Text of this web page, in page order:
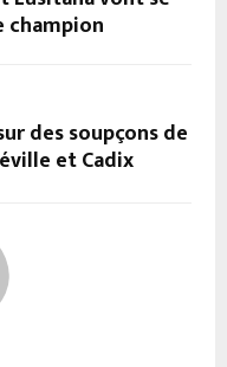
des soupçons de
et Cadix